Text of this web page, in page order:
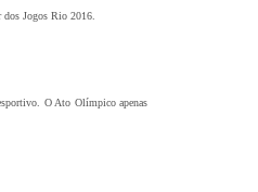
Jogos Rio 2016.
O Ato Olímpico apenas